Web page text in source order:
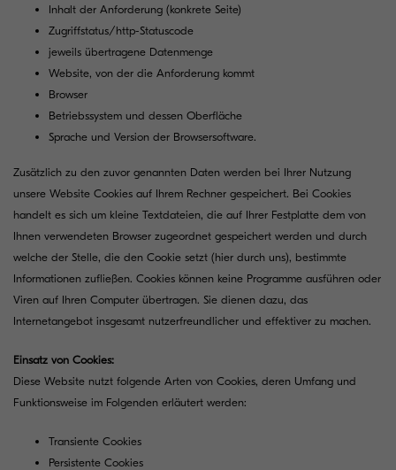
Inhalt der Anforderung (konkrete Seite)
Zugriffstatus/http-Statuscode
jeweils übertragene Datenmenge
Website, von der die Anforderung kommt
Browser
Betriebssystem und dessen Oberfläche
Sprache und Version der Browsersoftware.
Zusätzlich zu den zuvor genannten Daten werden bei Ihrer Nutzung
unsere Website Cookies auf Ihrem Rechner gespeichert. Bei Cookies
handelt es sich um kleine Textdateien, die auf Ihrer Festplatte dem von
Ihnen verwendeten Browser zugeordnet gespeichert werden und durch
welche der Stelle, die den Cookie setzt (hier durch uns), bestimmte
Informationen zufließen. Cookies können keine Programme ausführen oder
Viren auf Ihren Computer übertragen. Sie dienen dazu, das
Internetangebot insgesamt nutzerfreundlicher und effektiver zu machen.
Einsatz von Cookies:
Diese Website nutzt folgende Arten von Cookies, deren Umfang und
Funktionsweise im Folgenden erläutert werden:
Transiente Cookies
Persistente Cookies